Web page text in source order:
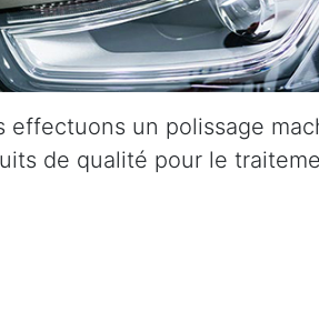
effectuons un polissage
de qualité pour le